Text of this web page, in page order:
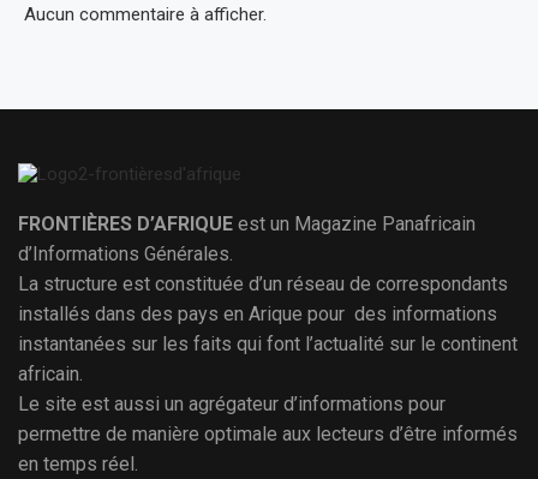
Aucun commentaire à afficher.
FRONTIÈRES D’AFRIQUE est un Magazine Panafricain
d’Informations Générales.
La structure est constituée d’un réseau de correspondants
installés dans des pays en Arique pour des informations
instantanées sur les faits qui font l’actualité sur le continent
africain.
Le site est aussi un agrégateur d’informations pour
permettre de manière optimale aux lecteurs d’être informés
en temps réel.